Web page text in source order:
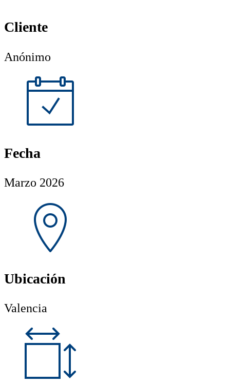
Cliente
Anónimo
Fecha
Marzo 2026
Ubicación
Valencia